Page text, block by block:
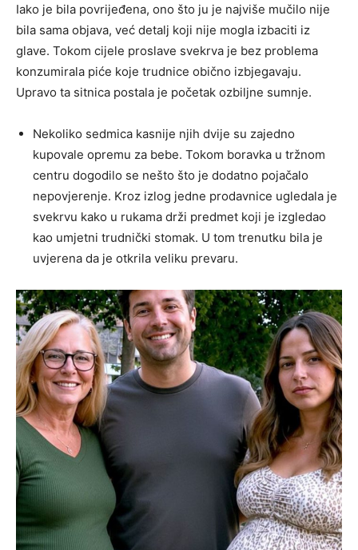
Iako je bila povrijeđena, ono što ju je najviše mučilo nije
bila sama objava, već detalj koji nije mogla izbaciti iz
glave. Tokom cijele proslave svekrva je bez problema
konzumirala piće koje trudnice obično izbjegavaju.
Upravo ta sitnica postala je početak ozbiljne sumnje.
Nekoliko sedmica kasnije njih dvije su zajedno
kupovale opremu za bebe. Tokom boravka u tržnom
centru dogodilo se nešto što je dodatno pojačalo
nepovjerenje. Kroz izlog jedne prodavnice ugledala je
svekrvu kako u rukama drži predmet koji je izgledao
kao umjetni trudnički stomak. U tom trenutku bila je
uvjerena da je otkrila veliku prevaru.